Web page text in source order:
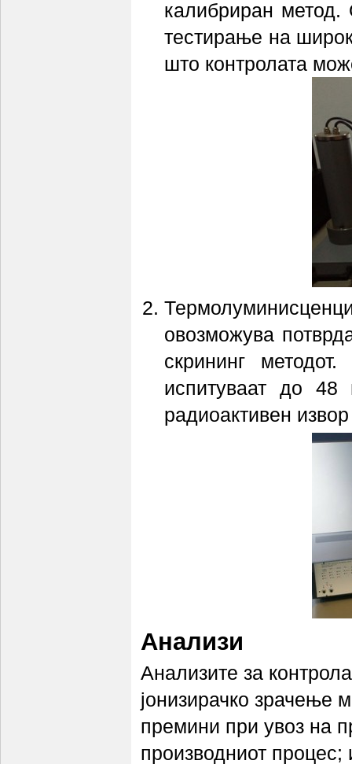
калибриран метод.
тестирање на
што контролата
овозможува
скрининг
испитуваат до
радиоактивен
Анализи
Анализите за
јонизирачко зрачење
премини при увоз на
производниот